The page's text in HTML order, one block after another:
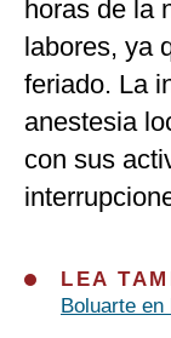
horas de la
labores, ya
feriado. La
anestesia
con sus
LEA
Boluarte en